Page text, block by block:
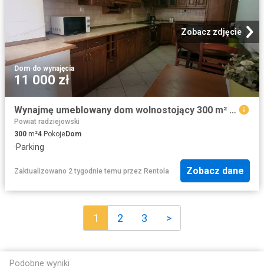
Zobacz zdjęcie
Dom·do wynajęcia
11 000 zł
Wynajmę umeblowany dom wolnostojący 300 m² Włocławek, Zazamcze
Powiat radziejowski
300 m²4 PokojeDom
·Parking
Zaktualizowano 2 tygodnie temu przez Rentola Zobacz dane
1 2 3 >
Podobne wyniki